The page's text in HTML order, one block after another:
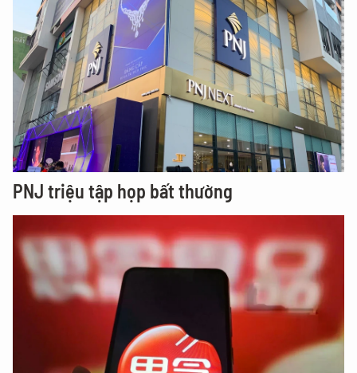
PNJ triệu tập họp bất thường